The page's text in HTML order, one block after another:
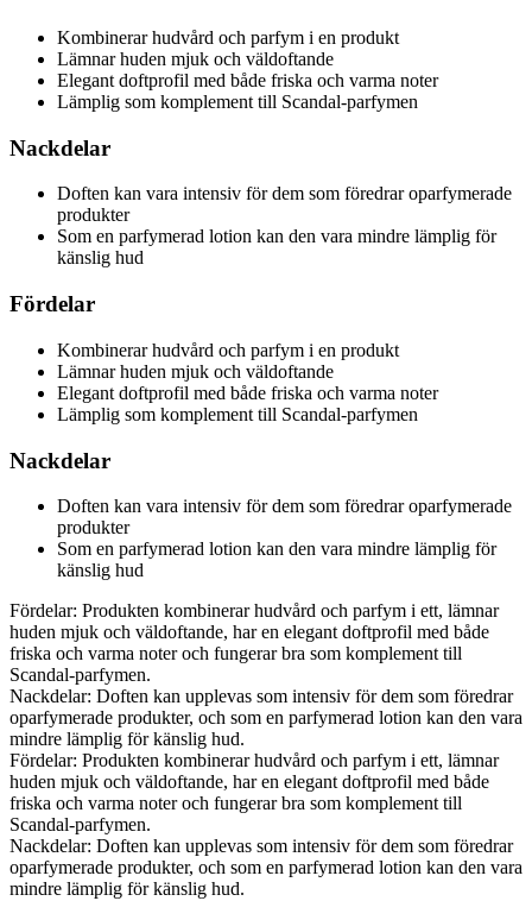
Kombinerar hudvård och parfym i en produkt
Lämnar huden mjuk och väldoftande
Elegant doftprofil med både friska och varma noter
Lämplig som komplement till Scandal-parfymen
Nackdelar
Doften kan vara intensiv för dem som föredrar oparfymerade
produkter
Som en parfymerad lotion kan den vara mindre lämplig för
känslig hud
Fördelar
Kombinerar hudvård och parfym i en produkt
Lämnar huden mjuk och väldoftande
Elegant doftprofil med både friska och varma noter
Lämplig som komplement till Scandal-parfymen
Nackdelar
Doften kan vara intensiv för dem som föredrar oparfymerade
produkter
Som en parfymerad lotion kan den vara mindre lämplig för
känslig hud
Fördelar: Produkten kombinerar hudvård och parfym i ett, lämnar
huden mjuk och väldoftande, har en elegant doftprofil med både
friska och varma noter och fungerar bra som komplement till
Scandal-parfymen.
Nackdelar: Doften kan upplevas som intensiv för dem som föredrar
oparfymerade produkter, och som en parfymerad lotion kan den vara
mindre lämplig för känslig hud.
Fördelar: Produkten kombinerar hudvård och parfym i ett, lämnar
huden mjuk och väldoftande, har en elegant doftprofil med både
friska och varma noter och fungerar bra som komplement till
Scandal-parfymen.
Nackdelar: Doften kan upplevas som intensiv för dem som föredrar
oparfymerade produkter, och som en parfymerad lotion kan den vara
mindre lämplig för känslig hud.